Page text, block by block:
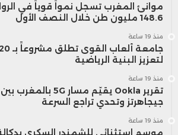
موانئ المغرب تسجل نمواً قوياً في
148.6 مليون طن خلال النصف الأول
منذ 19 ساعة
لتعزيز البنية الرياضية
منذ 19 ساعة
جيجاهرتز وتحدي تراجع السرعة
منذ 19 ساعة
موسم استثنائي للشمندر السكري